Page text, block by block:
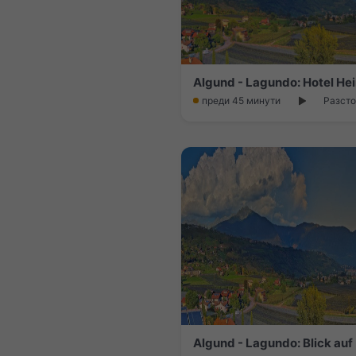
Algund - Lagundo: Hotel
преди 45 минути